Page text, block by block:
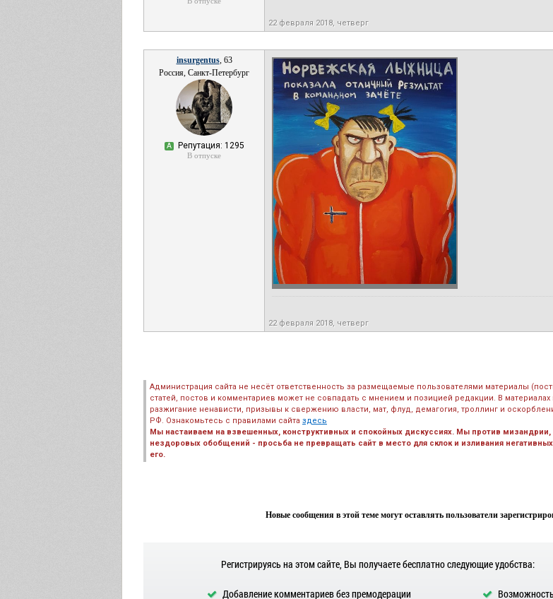
22 февраля 2018, четверг
insurgentus, 63
Россия, Санкт-Петербург
А Репутация: 1295
В отпуске
22 февраля 2018, четверг
Администрация сайта не несёт ответственность за размещаемые пользователями материалы
статей, постов и комментариев может не совпадать с мнением и позицией редакции. В
разжигание ненависти, призывы к свержению власти, мат, флуд, демагогия, троллинг и
РФ. Ознакомьтесь с правилами сайта здесь
Мы настаиваем на взвешенных, конструктивных и спокойных дискуссиях. Мы против
нездоровых обобщений - просьба не превращать сайт в место для склок и изливания
его.
Новые сообщения в этой теме могут оставлять пользователи
Регистрируясь на этом сайте, Вы получаете бесплатно следующие удобства:
Добавление комментариев без премодерации